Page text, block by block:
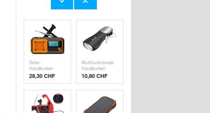
Handkurbel-
Notfallradio mit
Powerbank,
Taschenlampe
HY-068
25,00
Solar-
Handkurbel-
Notfallradio mit
Powerbank und
Taschenlampe -
Orange
28,30 CHF
Multifunktionale
Handkurbel-
Taschenlampe
mit FM-Radio,
Werkzeugset -
Schwarz
10,80 CHF